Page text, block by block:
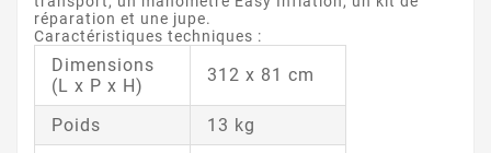
réparation et une jupe.
Caractéristiques techniques :
Dimensions
(L x P x H)
312 x 81 cm
Poids
13 kg